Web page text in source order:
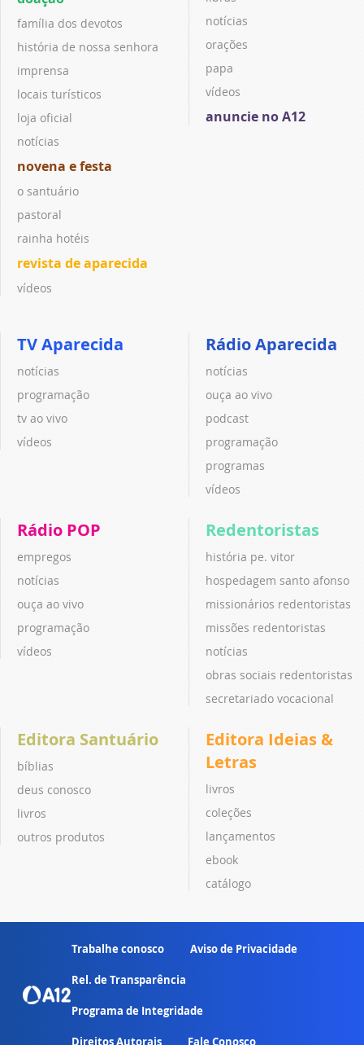
família dos devotos
história de nossa senhora
imprensa
locais turísticos
loja oficial
notícias
novena e festa
o santuário
pastoral
rainha hotéis
revista de aparecida
vídeos
notícias
orações
papa
vídeos
anuncie no A12
TV Aparecida
notícias
programação
tv ao vivo
vídeos
Rádio Aparecida
notícias
ouça ao vivo
podcast
programação
programas
vídeos
Rádio POP
empregos
notícias
ouça ao vivo
programação
vídeos
Redentoristas
história pe. vitor
hospedagem santo afonso
missionários redentoristas
missões redentoristas
notícias
obras sociais redentoristas
secretariado vocacional
Editora Santuário
bíblias
deus conosco
livros
outros produtos
Editora Ideias &
Letras
livros
coleções
lançamentos
ebook
catálogo
Trabalhe conosco Aviso de Privacidade
Rel. de Transparência
Programa de Integridade
Direitos Autorais Fale Conosco